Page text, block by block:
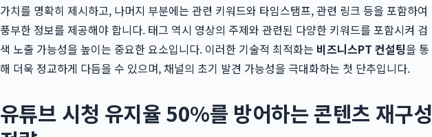
가치를 명확히 제시하고, 나머지 부분에는 관련 키워드와 타임스탬프, 관련 링크 등을 포함하여
풍부한 정보를 제공해야 합니다. 태그 역시 영상의 주제와 관련된 다양한 키워드를 포함시켜 검
색 노출 가능성을 높이는 중요한 요소입니다. 이러한 기술적 최적화는 비즈니스PT 컨설팅을 통
해 더욱 정교하게 다듬을 수 있으며, 채널의 초기 발견 가능성을 극대화하는 첫 단추입니다.
유튜브 시청 유지율 50%를 방어하는 콘텐츠 재구성